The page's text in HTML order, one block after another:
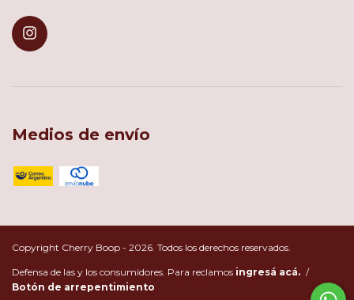
Medios de envío
Copyright Cherry Boop - 2026. Todos los derechos reservados.
Defensa de las y los consumidores. Para reclamos ingresá acá. /
Botón de arrepentimiento